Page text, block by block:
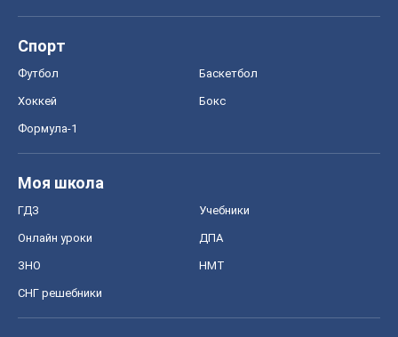
Спорт
Футбол Баскетбол
Хоккей Бокс
Формула-1
Моя школа
ГДЗ Учебники
Онлайн уроки ДПА
ЗНО НМТ
СНГ решебники